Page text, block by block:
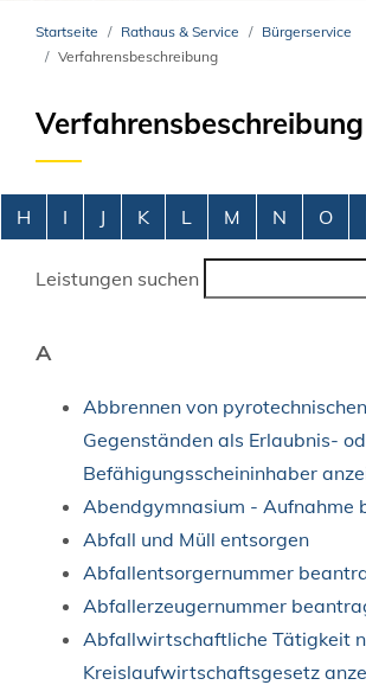
Startseite Rathaus & Service
Bürgerservice
Verfahrensbeschreibung
Verfahrensbeschreibung
Alphabetisches Register
H I J K L M N O
Leistungen suchen
A
Abbrennen von pyrotechnischen
Gegenständen als Erlaubnis-
Befähigungsscheininhaber
Abendgymnasium - Aufnahme
Abfall und Müll entsorgen
Abfallentsorgernummer
Abfallerzeugernummer
Abfallwirtschaftliche Tätigkeit
Kreislaufwirtschaftsgesetz